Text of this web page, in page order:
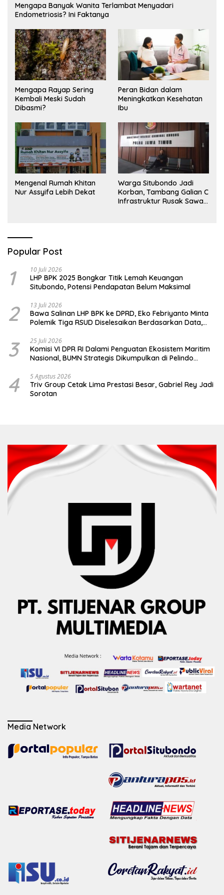
Mengapa Banyak Wanita Terlambat Menyadari
Endometriosis? Ini Faktanya
Mengapa Rayap Sering
Kembali Meski Sudah
Dibasmi?
Peran Bidan dalam
Meningkatkan Kesehatan
Ibu
Mengenal Rumah Khitan
Nur Assyifa Lebih Dekat
Warga Situbondo Jadi
Korban, Tambang Galian C
Infrastruktur Rusak Sawah
Popular Post
1 10 Juli 2026
LHP BPK 2025 Bongkar Titik Lemah Keuangan
Situbondo, Potensi Pendapatan Belum Maksimal
2 13 Juli 2026
Bawa Salinan LHP BPK ke DPRD, Eko Febriyanto Minta
Polemik Tiga RSUD Diselesaikan Berdasarkan Data,
3 25 Juli 2026
Komisi VI DPR RI Dalami Penguatan Ekosistem Maritim
Nasional, BUMN Strategis Dikumpulkan di Pelindo
4 5 Agustus 2026
Triv Group Cetak Lima Prestasi Besar, Gabriel Rey Jadi
Sorotan
Media Network